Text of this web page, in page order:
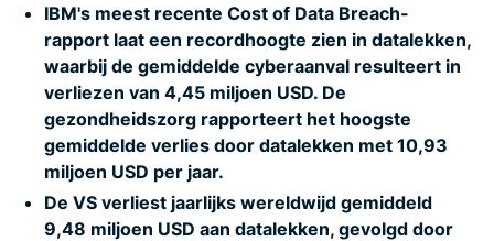
IBM's meest recente Cost of Data Breach-
rapport laat een recordhoogte zien in datalekken,
waarbij de gemiddelde cyberaanval resulteert in
verliezen van 4,45 miljoen USD. De
gezondheidszorg rapporteert het hoogste
gemiddelde verlies door datalekken met 10,93
miljoen USD per jaar.
De VS verliest jaarlijks wereldwijd gemiddeld
9,48 miljoen USD aan datalekken, gevolgd door